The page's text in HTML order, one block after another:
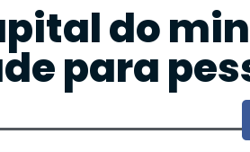
do
para